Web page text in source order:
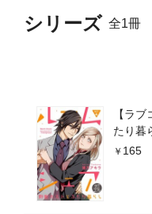
シリーズ 全1冊
【ラ
たり暮
165